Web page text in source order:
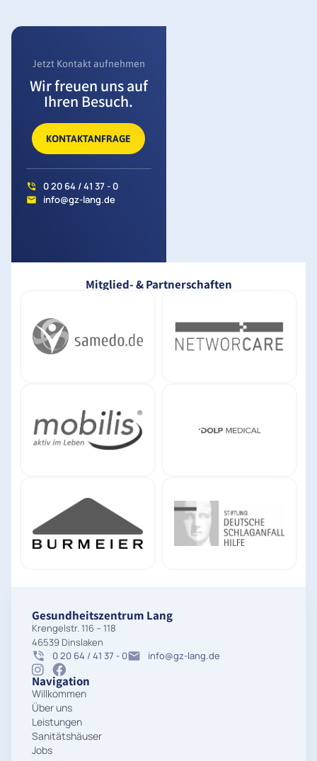
Jetzt Kontakt aufnehmen
Wir freuen uns auf
Ihren Besuch.
KONTAKTANFRAGE
0 20 64 / 41 37 - 0
info@gz-lang.de
Mitglied- & Partnerschaften
Gesundheitszentrum Lang
Krengelstr. 116 – 118
46539 Dinslaken
0 20 64 / 41 37 - 0
info@gz-lang.de
Navigation
Willkommen
Über uns
Leistungen
Sanitätshäuser
Jobs